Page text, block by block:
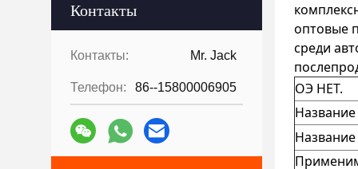
Контакты
Контакты: Mr. Jack
Телефон: 86--15800006905
оптовые
среди
ОЭ НЕТ.